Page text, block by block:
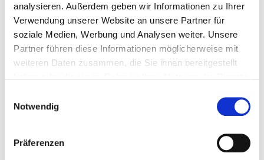
analysieren. Außerdem geben wir Informationen zu Ihrer
Verwendung unserer Website an unsere Partner für
soziale Medien, Werbung und Analysen weiter. Unsere
Partner führen diese Informationen möglicherweise mit
weiteren Daten zusammen, die Sie ihnen bereitgestellt
Notwendig
Präferenzen
Klemmplatte gebogen 30 x 21,1 x 1,5 mm